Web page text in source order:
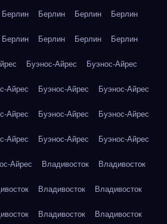
Берлин Берлин Берлин Берлин
Берлин Берлин Берлин Берлин
Буэнос-Айрес Буэнос-Айрес
Айрес Буэнос-Айрес Буэнос-Айрес
Айрес Буэнос-Айрес Буэнос-Айрес
Айрес Буэнос-Айрес Буэнос-Айрес
Айрес Владивосток Владивосток
Владивосток Владивосток
Владивосток Владивосток